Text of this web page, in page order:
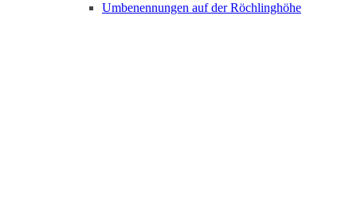
Umbenennungen auf der Röchlinghöhe